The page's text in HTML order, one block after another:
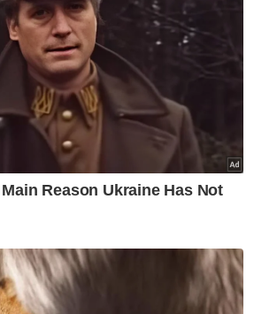
dengan individu yang
disebabkan berlaku
perselisihan faham
salah seorang daripadanya
kejam sehingga
nyawa.
sebaiknya setiap orang
berat terhadap ahli
masing. Bagi ibu bapa,
anak supaya tidak terlibat